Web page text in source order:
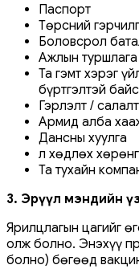
Паспорт
Төрсний
Боловсрол
Ажлын туршлага
Та гэмт хэрэг
бүртгэлтэй
Гэрлэлт /
Армид алба
Дансны хуулга
Үл хөдлөх
Та тухайн
3. Эрүүл мэндийн
Ярилцлагын цагийг
олж болно. Энэхүү
болно) бөгөөд